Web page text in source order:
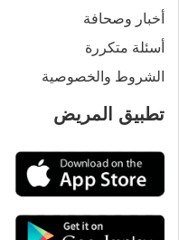
أخبار وصحافة
أسئلة متكررة
الشروط والخصوصية
تطبيق المريض